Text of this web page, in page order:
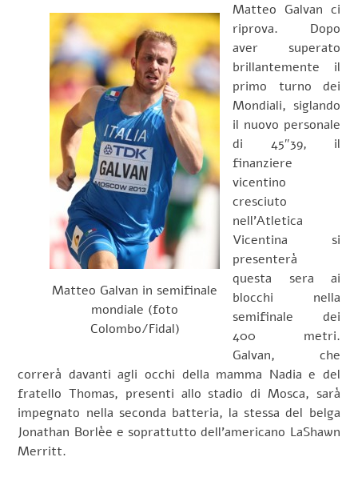
Matteo Galvan in semifinale
mondiale (foto
Colombo/Fidal)
Matteo Galvan ci
riprova. Dopo
aver superato
brillantemente il
primo turno dei
Mondiali, siglando
il nuovo personale
di 45″39, il
finanziere
vicentino
cresciuto
nell’Atletica
Vicentina si
presenterà
questa sera ai
blocchi nella
semifinale dei
400 metri.
Galvan, che
correrà davanti agli occhi della mamma Nadia e del
fratello Thomas, presenti allo stadio di Mosca, sarà
impegnato nella seconda batteria, la stessa del belga
Jonathan Borlèe e soprattutto dell’americano LaShawn
Merritt.